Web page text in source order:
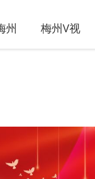
州 梅州V视